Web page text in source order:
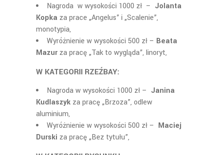
Nagroda w wysokości 1000 zł – Jolanta
Kopka za prace „Angelus” i „Scalenie”,
monotypia,
Wyróżnienie w wysokości 500 zł – Beata
Mazur za pracę „Tak to wygląda”, linoryt,
W KATEGORII RZEŹBAY:
Nagroda w wysokości 1000 zł – Janina
Kudlaszyk za pracę „Brzoza”, odlew
aluminium,
Wyróżnienie w wysokości 500 zł – Maciej
Durski za pracę „Bez tytułu”,